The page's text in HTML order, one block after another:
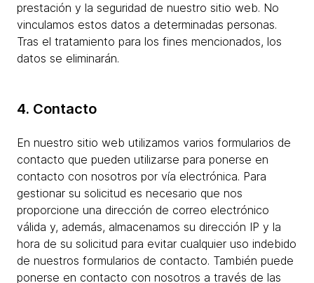
prestación y la seguridad de nuestro sitio web. No
vinculamos estos datos a determinadas personas.
Tras el tratamiento para los fines mencionados, los
datos se eliminarán.
4. Contacto
En nuestro sitio web utilizamos varios formularios de
contacto que pueden utilizarse para ponerse en
contacto con nosotros por vía electrónica. Para
gestionar su solicitud es necesario que nos
proporcione una dirección de correo electrónico
válida y, además, almacenamos su dirección IP y la
hora de su solicitud para evitar cualquier uso indebido
de nuestros formularios de contacto. También puede
ponerse en contacto con nosotros a través de las